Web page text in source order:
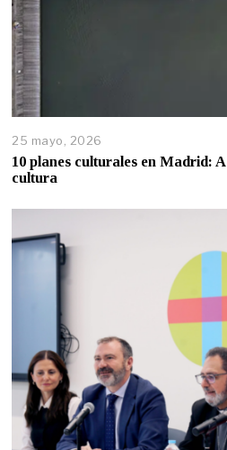
25 mayo, 2026
10 planes culturales en Madrid:
cultura